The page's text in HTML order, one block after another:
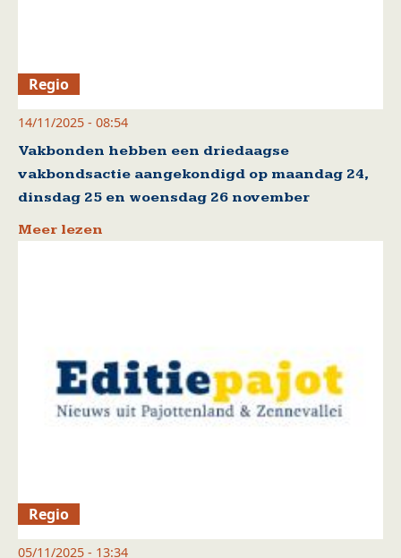
Regio
14/11/2025 - 08:54
Vakbonden hebben een driedaagse
vakbondsactie aangekondigd op maandag 24,
dinsdag 25 en woensdag 26 november
Meer lezen
Regio
05/11/2025 - 13:34